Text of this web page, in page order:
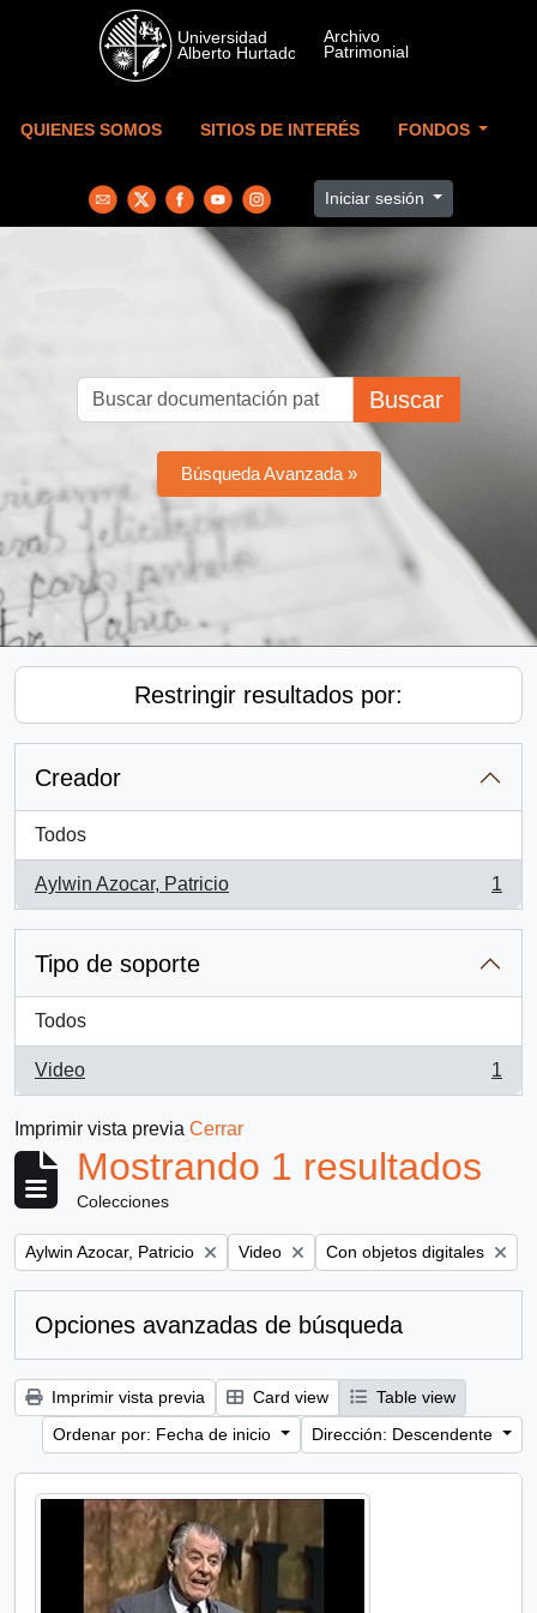
Skip to main content
QUIENES SOMOS SITIOS DE INTERÉS FONDOS
Iniciar sesión
Buscar
Búsqueda Avanzada »
Restringir resultados por:
Creador
Todos
Aylwin Azocar, Patricio
, 1 resultados
1
Tipo de soporte
Todos
Video
, 1 resultados
1
Imprimir vista previa Cerrar
Mostrando 1 resultados
Colecciones
Remove filter:
Aylwin Azocar, Patricio Remove filter:
Video Remove filter:
Con objetos digitales
Opciones avanzadas de búsqueda
Imprimir vista previa Card view
Table view
Ordenar por: Fecha de inicio
Dirección: Descendente